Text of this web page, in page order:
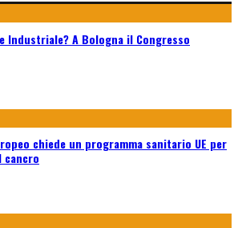
Industriale? A Bologna il Congresso
chiede un programma sanitario UE per